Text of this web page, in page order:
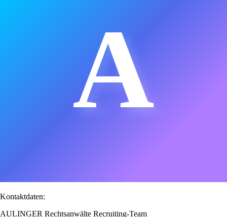
A
Kontaktdaten:
AULINGER Rechtsanwälte Recruiting-Team